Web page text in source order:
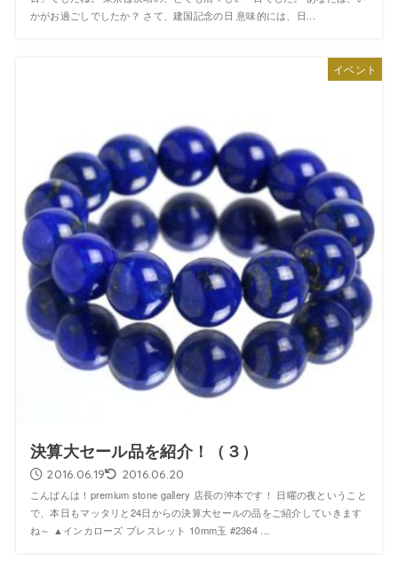
かがお過ごしでしたか？ さて、建国記念の日 意味的には、日...
イベント
決算大セール品を紹介！（３）
2016.06.19 2016.06.20
こんばんは！premium stone gallery 店長の沖本です！ 日曜の夜ということ
で、本日もマッタリと24日からの決算大セールの品をご紹介していきます
ね～ ▲インカローズ ブレスレット 10mm玉 #2364 ...